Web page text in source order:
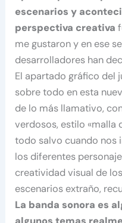
escenarios y
perspectiva creativa
me gustaron y en ese
desarrolladores han
El apartado gráfico del
sobre todo en esta
de lo más llamativo,
verdosos, estilo «malla
todo salvo cuando nos
los diferentes
creatividad visual de
escenarios extraño,
La banda sonora es